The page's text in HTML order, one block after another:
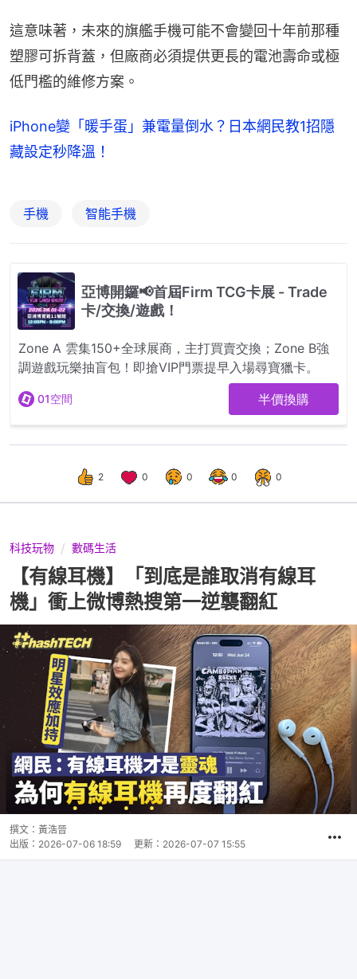
這意味著，未來的旗艦手機可能不會變回十年前那種
塑膠可拆背蓋，但廠商必須提供更長的電池壽命或極
低門檻的維修方案。
iPhone變「暖手蛋」兼電量倒水？日本網民教1招隱
藏設定秒降溫！
手機 智能手機
2 0 0 0 0
科技玩物 數碼生活
【有線耳機】「到底是誰取消有線耳
機」衝上微博熱搜第一逆襲翻紅
撰文： 黃浩晉
出版： 2026-07-06 18:59 更新： 2026-07-07 15:55